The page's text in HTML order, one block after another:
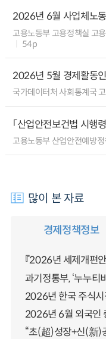
2026년 6월 사업체노
고용노동부 고용정책실 고
54p
2026년 5월 경제활동
국가데이터처 사회통계국
「산업안전보건법 시행
고용노동부 산업안전예방
많이 본 자료
경제정책정보
『2026년 세제개편
과기정통부, ‘누누티
2026년 한국 주식시
2026년 6월 외국인
“초(超)성장+신(新)